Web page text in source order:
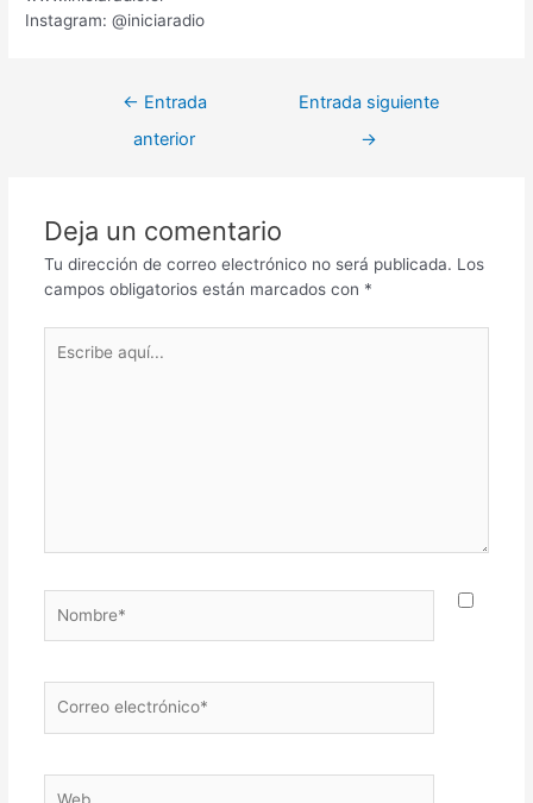
Instagram: @iniciaradio
← Entrada
anterior
Entrada siguiente
→
Deja un comentario
Tu dirección de correo electrónico no será publicada. Los
campos obligatorios están marcados con *
aquí...
electrónico*